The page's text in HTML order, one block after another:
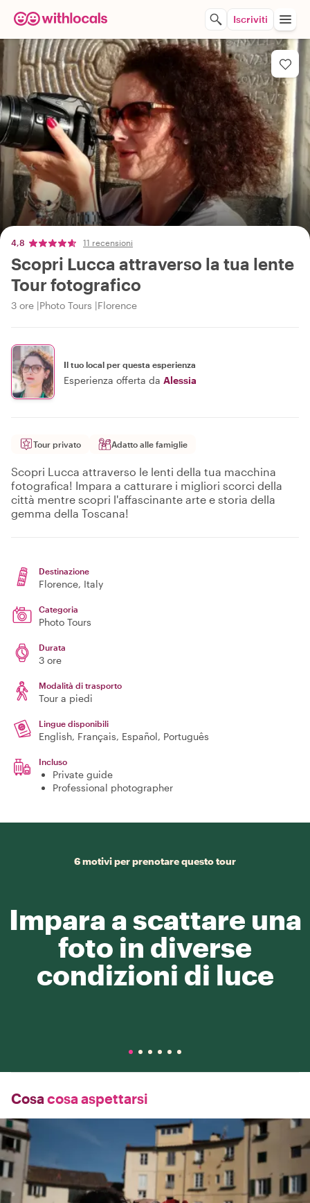
Iscriviti
4,8 11 recensioni
Scopri Lucca attraverso la tua lente
Tour fotografico
3 ore Photo Tours Florence
Il tuo local per questa esperienza
Esperienza offerta da Alessia
Tour privato Adatto alle famiglie
Scopri Lucca attraverso le lenti della tua macchina
fotografica! Impara a catturare i migliori scorci della
città mentre scopri l'affascinante arte e storia della
gemma della Toscana!
Destinazione
Florence, Italy
Categoria
Photo Tours
Durata
3 ore
Modalità di trasporto
Tour a piedi
Lingue disponibili
English, Français, Español, Português
Incluso
Private guide
Professional photographer
6 motivi per prenotare questo tour
Impara a scattare una
foto in diverse
condizioni di luce
Cosa cosa aspettarsi